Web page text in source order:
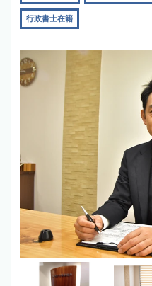
行政書士在籍